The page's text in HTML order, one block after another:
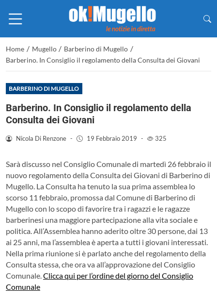
Home / Mugello / Barberino di Mugello /
Barberino. In Consiglio il regolamento della Consulta dei Giovani
BARBERINO DI MUGELLO
Barberino. In Consiglio il regolamento della
Consulta dei Giovani
Nicola Di Renzone - 19 Febbraio 2019 - 325
Sarà discusso nel Consiglio Comunale di martedì 26 febbraio il
nuovo regolamento della Consulta dei Giovani di Barberino di
Mugello. La Consulta ha tenuto la sua prima assemblea lo
scorso 11 febbraio, promossa dal Comune di Barberino di
Mugello con lo scopo di favorire tra i ragazzi e le ragazze
barberinesi una maggiore partecipazione alla vita sociale e
politica. All’Assemblea hanno aderito oltre 30 persone, dai 13
ai 25 anni, ma l’assemblea è aperta a tutti i giovani interessati.
Nella prima riunione si è parlato anche del regolamento della
Consulta stessa, che ora va all’approvazione del Consiglio
Comunale.Clicca qui per l’ordine del giorno del Consiglio
Comunale